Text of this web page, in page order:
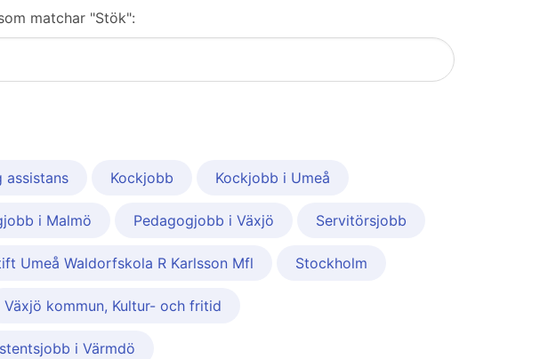
matchar "Stök":
assistans Kockjobb Kockjobb i Umeå
i Malmö Pedagogjobb i Växjö Servitörsjobb
Umeå Waldorfskola R Karlsson Mfl Stockholm
Växjö kommun, Kultur- och fritid
i Värmdö